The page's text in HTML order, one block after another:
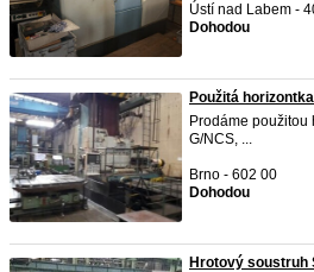
Ústí nad Labem -
Dohodou
Použitá
Prodáme použitou
G/NCS, ...
Brno - 602 00
Dohodou
Hrotový soustruh